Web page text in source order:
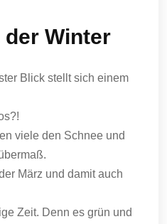
Winter
Blick stellt sich einem
viele den Schnee und
März und damit auch
Zeit. Denn es grün und